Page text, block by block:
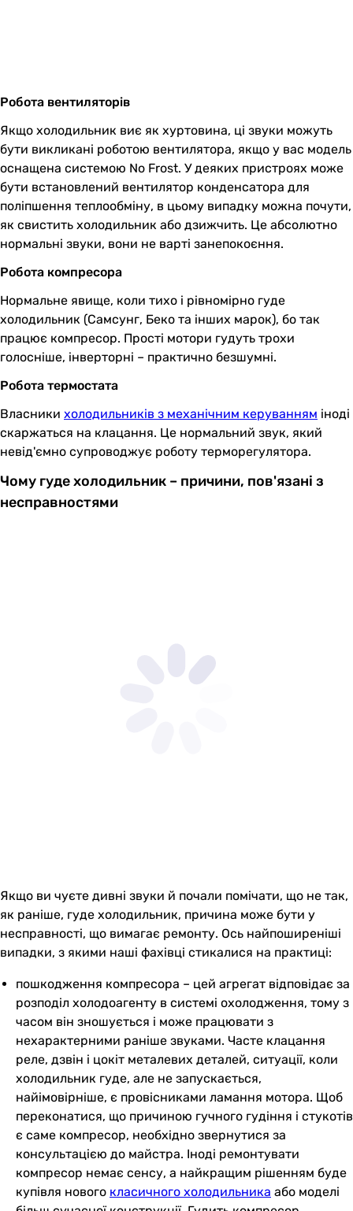
Робота вентиляторів
Якщо холодильник виє як хуртовина, ці звуки можуть
бути викликані роботою вентилятора, якщо у вас модель
оснащена системою No Frost. У деяких пристроях може
бути встановлений вентилятор конденсатора для
поліпшення теплообміну, в цьому випадку можна почути,
як свистить холодильник або дзижчить. Це абсолютно
нормальні звуки, вони не варті занепокоєння.
Робота компресора
Нормальне явище, коли тихо і рівномірно гуде
холодильник (Самсунг, Беко та інших марок), бо так
працює компресор. Прості мотори гудуть трохи
голосніше, інверторні – практично безшумні.
Робота термостата
Власники холодильників з механічним керуванням іноді
скаржаться на клацання. Це нормальний звук, який
невід'ємно супроводжує роботу терморегулятора.
Чому гуде холодильник – причини, пов'язані з
несправностями
Якщо ви чуєте дивні звуки й почали помічати, що не так,
як раніше, гуде холодильник, причина може бути у
несправності, що вимагає ремонту. Ось найпоширеніші
випадки, з якими наші фахівці стикалися на практиці:
пошкодження компресора – цей агрегат відповідає за
розподіл холодоагенту в системі охолодження, тому з
часом він зношується і може працювати з
нехарактерними раніше звуками. Часте клацання
реле, дзвін і цокіт металевих деталей, ситуації, коли
холодильник гуде, але не запускається,
найімовірніше, є провісниками ламання мотора. Щоб
переконатися, що причиною гучного гудіння і стукотів
є саме компресор, необхідно звернутися за
консультацією до майстра. Іноді ремонтувати
компресор немає сенсу, а найкращим рішенням буде
купівля нового класичного холодильника або моделі